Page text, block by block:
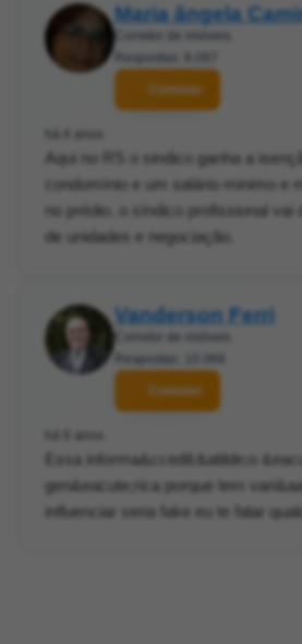
Maria ângela
Corretor de imóveis
Respostas: 8.097
Contatar
há 6 anos
Aqui no RS o sindico ganha a
condomínio e um salário minimo e
no prédio. o síndico profissional vai
de unidades e negociação.
Vanderson Ferri
Corretor de imóveis
Respostas: 10.068
Contatar
há 6 anos
Essa informa&ccedil;&atilde;o
gen&eacute;rica porque tem
influenciar seria fake eu te falar